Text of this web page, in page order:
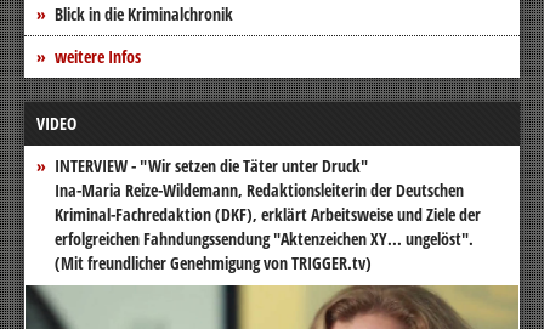
Blick in die Kriminalchronik
weitere Infos
VIDEO
INTERVIEW - "Wir setzen die Täter unter Druck"
Ina-Maria Reize-Wildemann, Redaktionsleiterin der Deutschen
Kriminal-Fachredaktion (DKF), erklärt Arbeitsweise und Ziele der
erfolgreichen Fahndungssendung "Aktenzeichen XY... ungelöst".
(Mit freundlicher Genehmigung von TRIGGER.tv)
Video-
Player